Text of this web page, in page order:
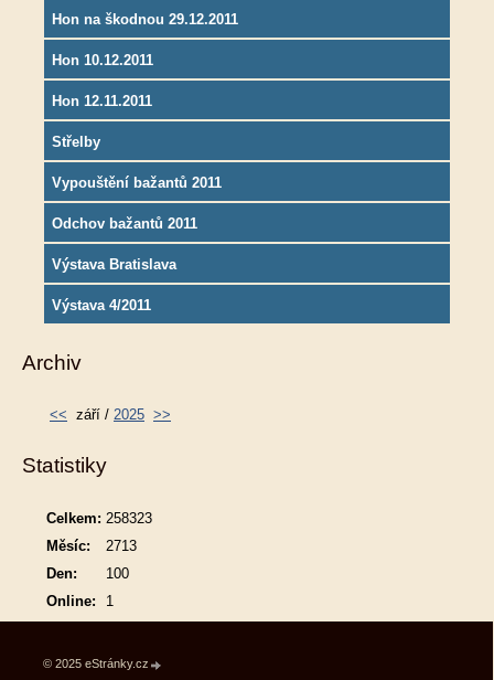
Hon na škodnou 29.12.2011
Hon 10.12.2011
Hon 12.11.2011
Střelby
Vypouštění bažantů 2011
Odchov bažantů 2011
Výstava Bratislava
Výstava 4/2011
Archiv
<< září / 2025 >>
Statistiky
Online: 1
Celkem: 258323
Měsíc:
2713
Den:
100
© 2025 eStránky.cz